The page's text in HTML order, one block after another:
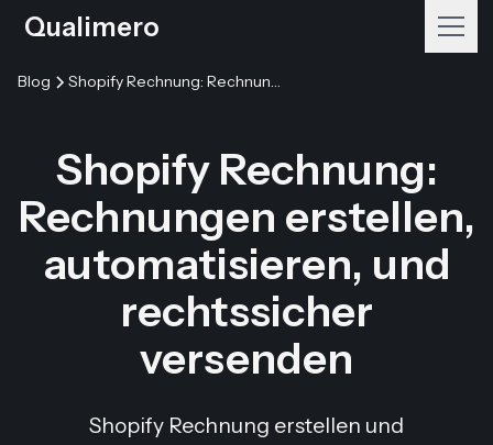
Qualimero
Blog Shopify Rechnung: Rechnungen erstellen, automatisieren, und rechtssicher versenden
Shopify Rechnung:
Rechnungen erstellen,
automatisieren, und
rechtssicher
versenden
Shopify Rechnung erstellen und